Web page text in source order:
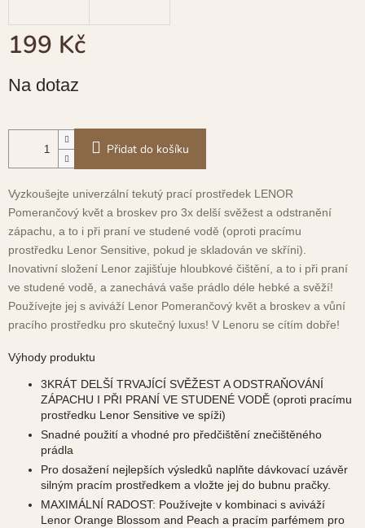
199 Kč
cena:
Na dotaz
Přidat do košíku
Vyzkoušejte univerzální tekutý prací prostředek LENOR
Pomerančový květ a broskev pro 3x delší svěžest a odstranění
zápachu, a to i při praní ve studené vodě (oproti pracímu
prostředku Lenor Sensitive, pokud je skladován ve skříni).
Inovativní složení Lenor zajišťuje hloubkové čištění, a to i při praní
ve studené vodě, a zanechává vaše prádlo déle hebké a svěží!
Používejte jej s aviváží Lenor Pomerančový květ a broskev a vůní
pracího prostředku pro skutečný luxus! V Lenoru se cítím dobře!
Výhody produktu
3KRÁT DELŠÍ TRVAJÍCÍ SVĚŽEST A ODSTRAŇOVÁNÍ
ZÁPACHU I PŘI PRANÍ VE STUDENÉ VODĚ (oproti pracímu
prostředku Lenor Sensitive ve spíži)
Snadné použití a vhodné pro předčištění znečištěného
prádla
Pro dosažení nejlepších výsledků naplňte dávkovací uzávěr
silným pracím prostředkem a vložte jej do bubnu pračky.
MAXIMÁLNÍ RADOST: Používejte v kombinaci s aviváží
Lenor Orange Blossom and Peach a pracím parfémem pro